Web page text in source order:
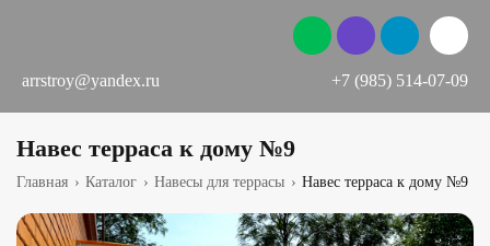
arrstroy@yandex.ru +7 (985) 514-07-09
Навес терраса к дому №9
Главная › Каталог › Навесы для террасы › Навес терраса к дому №9